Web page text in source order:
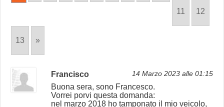
11 12
13 »
Francisco 14 Marzo 2023 alle 01:15
Buona sera, sono Francesco.
Vorrei porvi questa domanda:
nel marzo 2018 ho tamponato il mio veicolo,